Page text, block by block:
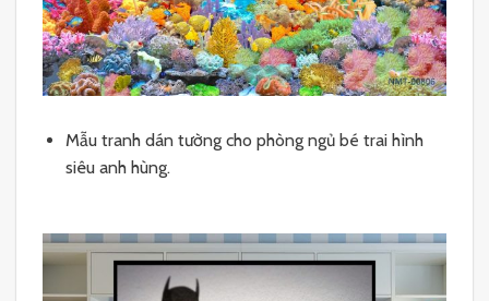
Mẫu tranh dán tường cho phòng ngủ bé trai hình
siêu anh hùng.